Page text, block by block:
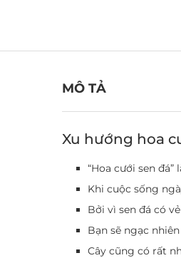
MÔ TẢ
Xu hướng hoa
“Hoa cưới sen
Khi cuộc sống
Bởi vì sen đá có
Bạn sẽ ngạc
Cây cũng có rất